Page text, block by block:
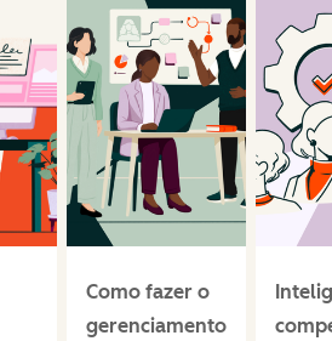
Como fazer o
gerenciamento